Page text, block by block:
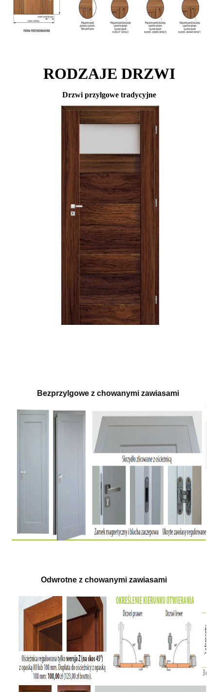
RODZAJE DRZWI
Drzwi przylgowe tradycyjne
Bezprzylgowe z chowanymi zawiasami
Odwrotne z chowanymi zawiasami